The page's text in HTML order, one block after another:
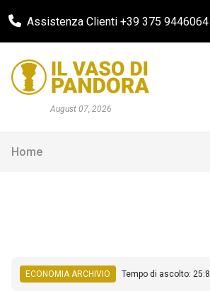
Assistenza Clienti +39 375 9446064
August 07, 2026
Home
ECONOMIA ARCHIVIO Tempo di ascolto: 25:8